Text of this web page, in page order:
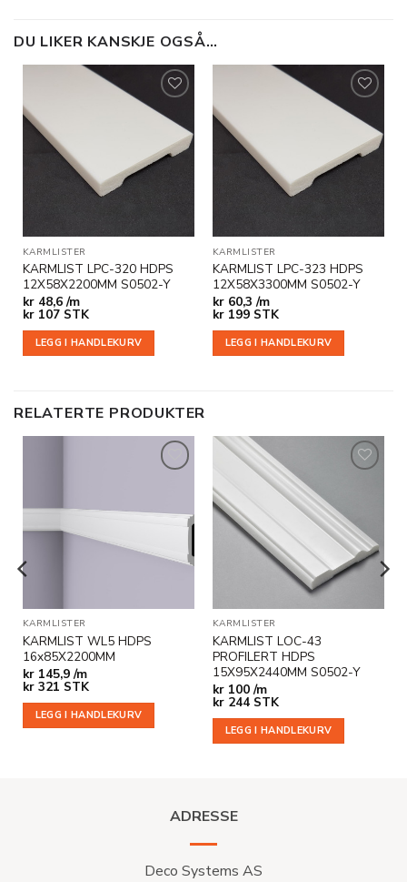
DU LIKER KANSKJE OGSÅ…
Legg til
ønskeliste
KARMLISTER
KARMLIST LPC-320 HDPS
12X58X2200MM S0502-Y
kr48,6 /m
kr107 STK
LEGG I HANDLEKURV
Legg til
ønskeliste
KARMLISTER
KARMLIST LPC-323 HDPS
12X58X3300MM S0502-Y
kr60,3 /m
kr199 STK
LEGG I HANDLEKURV
RELATERTE PRODUKTER
i
KARMLISTER
KARMLIST WL5 HDPS
16x85X2200MM
kr145,9 /m
kr321 STK
LEGG I HANDLEKURV
ønskeliste
KARMLISTER
KARMLIST LOC-43
PROFILERT HDPS
15X95X2440MM S0502-Y
kr100 /m
kr244 STK
LEGG I HANDLEKURV
ADRESSE
Deco Systems AS